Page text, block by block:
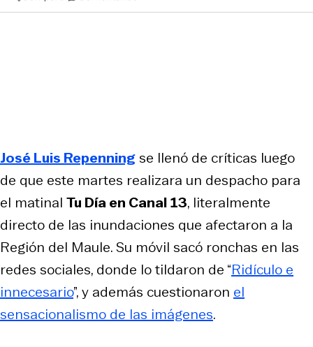
José Luis Repenningse llenó de críticas luego
de que este martes realizara un despacho para
el matinal Tu Día en Canal 13, literalmente
directo de las inundaciones que afectaron a la
Región del Maule. Su móvil sacó ronchas en las
redes sociales, donde lo tildaron de “Ridículo e
innecesario”, y además cuestionaron el
sensacionalismo de las imágenes.